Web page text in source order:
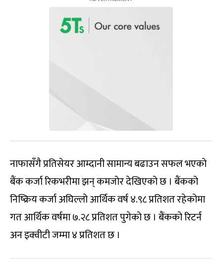
नाफासँगै प्रतिसेयर आम्दानी सामान्य बढाउन सफल भएको
बैंक कर्जा रिकभरीमा झन् कमजोर देखिएको छ । बैंकको
निष्क्रिय कर्जा अघिल्लो आर्थिक वर्ष ४.९८ प्रतिशत रहेकोमा
गत आर्थिक वर्षमा ७.२८ प्रतिशत पुगेको छ । बैंकको रिटर्न
अन इक्वीटी जम्मा ४ प्रतिशत छ ।